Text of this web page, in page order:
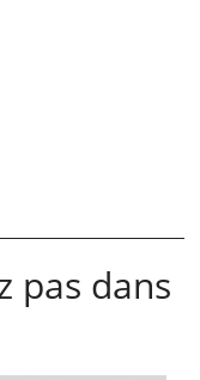
pas dans